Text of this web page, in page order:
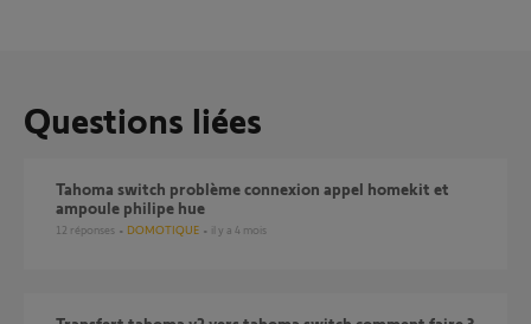
Questions liées
Tahoma switch problème connexion appel homekit et
ampoule philipe hue
12 réponses DOMOTIQUE il y a 4 mois